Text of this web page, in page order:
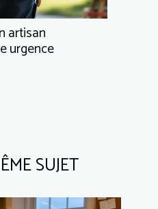
artisan
urgence
SUJET